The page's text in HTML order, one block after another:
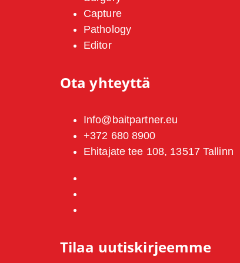
Capture
Pathology
Editor
Ota yhteyttä
Info@baitpartner.eu
+372 680 8900
Ehitajate tee 108, 13517 Tallinn
Tilaa uutiskirjeemme